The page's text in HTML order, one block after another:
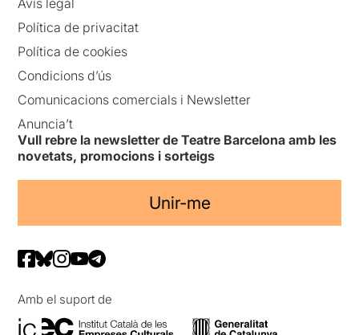
Política de privacitat
Política de cookies
Condicions d’ús
Comunicacions comercials i Newsletter
Anuncia’t
Vull rebre la newsletter de Teatre Barcelona amb les
novetats, promocions i sorteigs
Unir-me
Amb el suport de